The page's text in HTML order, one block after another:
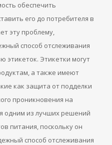
обеспечить
его до потребителя в
эту проблему,
способ отслеживания
этикеток. Этикетки могут
а также имеют
как защита от подделки
проникновения на
одним из лучших решений
питания, поскольку он
способ отслеживания